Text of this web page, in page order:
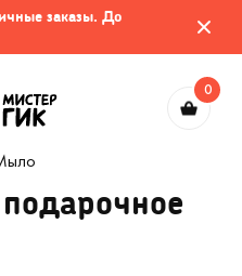
заказы. До
0